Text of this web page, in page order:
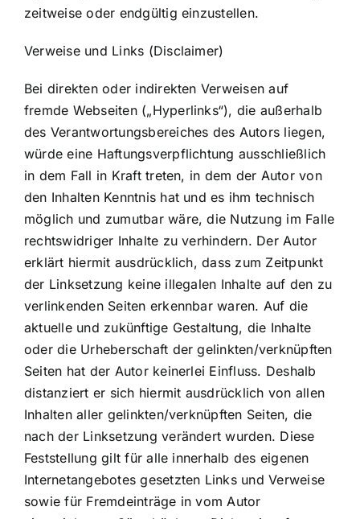
zeitweise oder endgültig einzustellen.
Verweise und Links (Disclaimer)
Bei direkten oder indirekten Verweisen auf
fremde Webseiten („Hyperlinks“), die außerhalb
des Verantwortungsbereiches des Autors liegen,
würde eine Haftungsverpflichtung ausschließlich
in dem Fall in Kraft treten, in dem der Autor von
den Inhalten Kenntnis hat und es ihm technisch
möglich und zumutbar wäre, die Nutzung im Falle
rechtswidriger Inhalte zu verhindern. Der Autor
erklärt hiermit ausdrücklich, dass zum Zeitpunkt
der Linksetzung keine illegalen Inhalte auf den zu
verlinkenden Seiten erkennbar waren. Auf die
aktuelle und zukünftige Gestaltung, die Inhalte
oder die Urheberschaft der gelinkten/verknüpften
Seiten hat der Autor keinerlei Einfluss. Deshalb
distanziert er sich hiermit ausdrücklich von allen
Inhalten aller gelinkten/verknüpften Seiten, die
nach der Linksetzung verändert wurden. Diese
Feststellung gilt für alle innerhalb des eigenen
Internetangebotes gesetzten Links und Verweise
sowie für Fremdeinträge in vom Autor